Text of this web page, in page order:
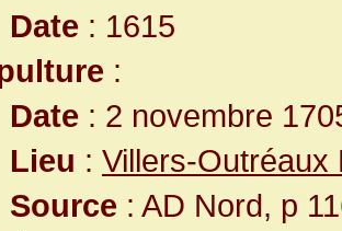
Date : 1615
:
Date : 2 novembre
Lieu : Villers-Outréaux
Source : AD Nord, p